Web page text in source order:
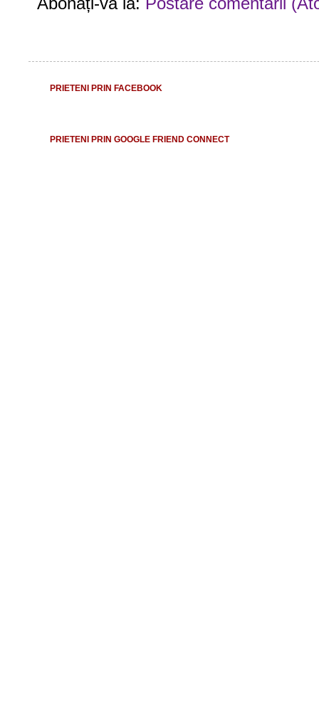
PRIETENI PRIN FACEBOOK
PRIETENI PRIN GOOGLE FRIEND CONNECT